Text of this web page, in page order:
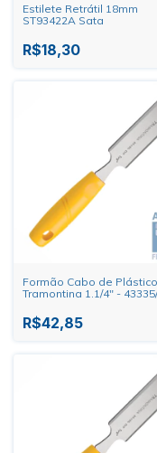
Estilete Retrátil 18mm
ST93422A Sata
R$18,30
Formão Cabo de Plástico
Tramontina 1.1/4" -
R$42,85